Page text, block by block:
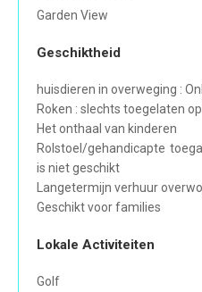
Garden View
Geschiktheid
huisdieren in overweging :
Roken : slechts toegelaten
Het onthaal van kinderen
Rolstoel/gehandicapte
is niet geschikt
Langetermijn verhuur
Geschikt voor families
Lokale Activiteiten
Golf